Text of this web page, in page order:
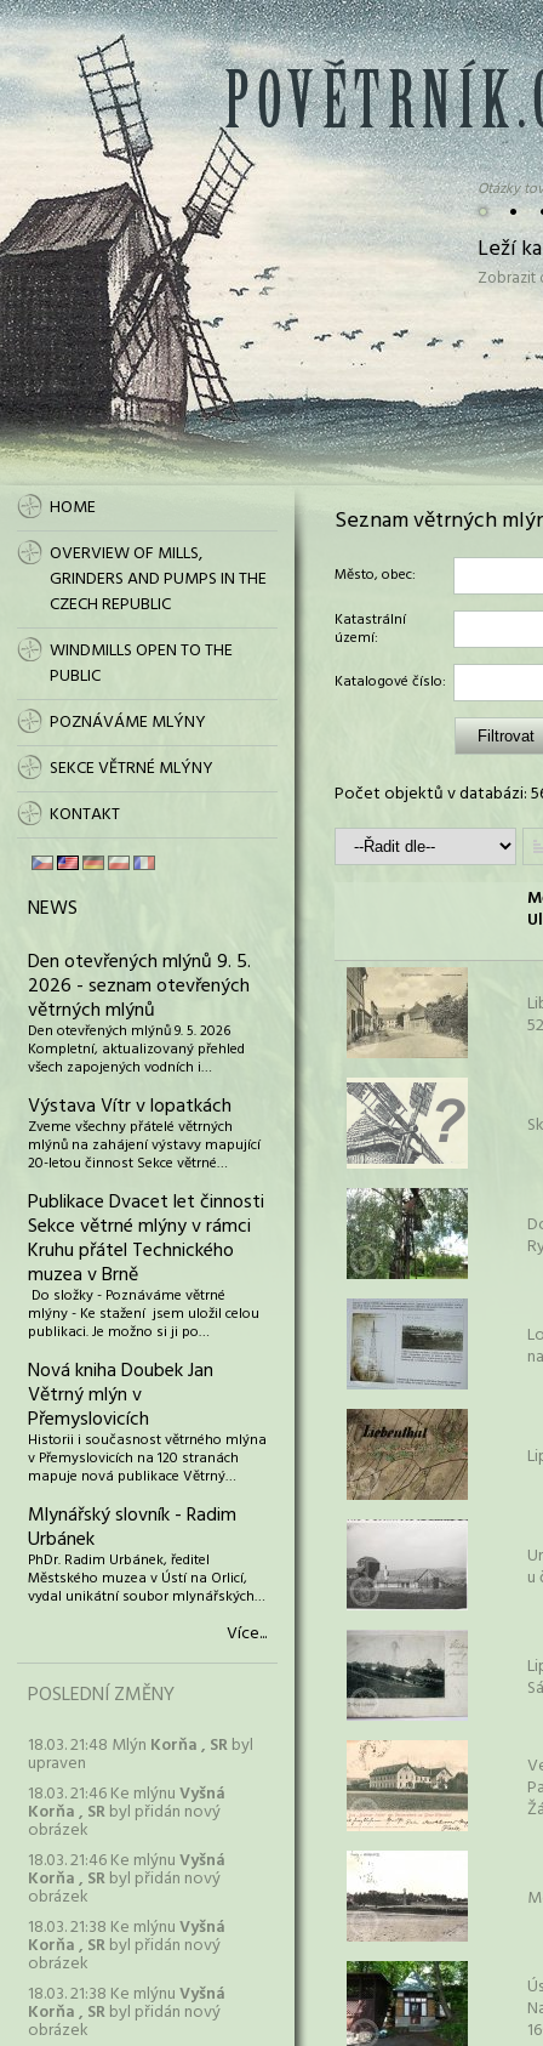
• •
Otázky
Leží
HOME
OVERVIEW OF MILLS,
GRINDERS AND PUMPS IN THE
CZECH REPUBLIC
WINDMILLS OPEN TO THE
PUBLIC
POZNÁVÁME MLÝNY
SEKCE VĚTRNÉ MLÝNY
KONTAKT
NEWS
Den otevřených mlýnů 9. 5.
2026 - seznam otevřených
větrných mlýnů
Den otevřených mlýnů 9. 5. 2026
Kompletní, aktualizovaný přehled
všech zapojených vodních i…
Výstava Vítr v lopatkách
Zveme všechny přátelé větrných
mlýnů na zahájení výstavy mapující
20-letou činnost Sekce větrné…
Publikace Dvacet let činnosti
Sekce větrné mlýny v rámci
Kruhu přátel Technického
muzea v Brně
Do složky - Poznáváme větrné
mlýny - Ke stažení jsem uložil celou
publikaci. Je možno si ji po…
Nová kniha Doubek Jan
Větrný mlýn v
Přemyslovicích
Historii i současnost větrného mlýna
v Přemyslovicích na 120 stranách
mapuje nová publikace Větrný…
Mlynářský slovník - Radim
Urbánek
PhDr. Radim Urbánek, ředitel
Městského muzea v Ústí na Orlicí,
vydal unikátní soubor mlynářských…
Více...
POSLEDNÍ ZMĚNY
18.03. 21:48 Mlýn Korňa , SRbyl
upraven
18.03. 21:46 Ke mlýnuVyšná
Korňa , SRbyl přidán nový
obrázek
18.03. 21:46 Ke mlýnuVyšná
Korňa , SRbyl přidán nový
obrázek
18.03. 21:38 Ke mlýnuVyšná
Korňa , SRbyl přidán nový
obrázek
18.03. 21:38 Ke mlýnuVyšná
Korňa , SRbyl přidán nový
obrázek
Seznam větrných
Město, obec:
Katastrální
území:
Katalogové číslo:
Počet objektů v databázi:
u